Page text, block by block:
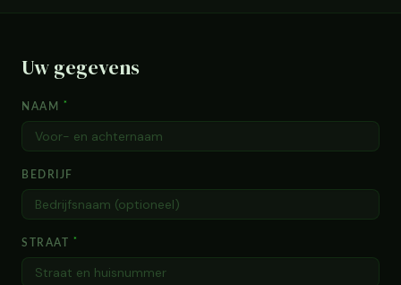
Uw gegevens
NAAM *
BEDRIJF
STRAAT *